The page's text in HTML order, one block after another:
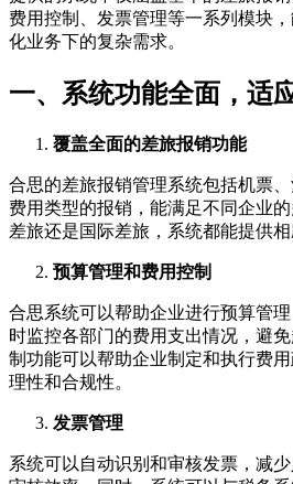
费用控制、发票管理等一系列模块
化业务下的复杂需求。
一、系统功能全面，适
覆盖全面的差旅报销功能
合思的差旅报销管理系统包括机票
费用类型的报销，能满足不同企业
差旅还是国际差旅，系统都能提供相
预算管理和费用控制
合思系统可以帮助企业进行预算管
时监控各部门的费用支出情况，避
制功能可以帮助企业制定和执行费
理性和合规性。
发票管理
系统可以自动识别和审核发票，减